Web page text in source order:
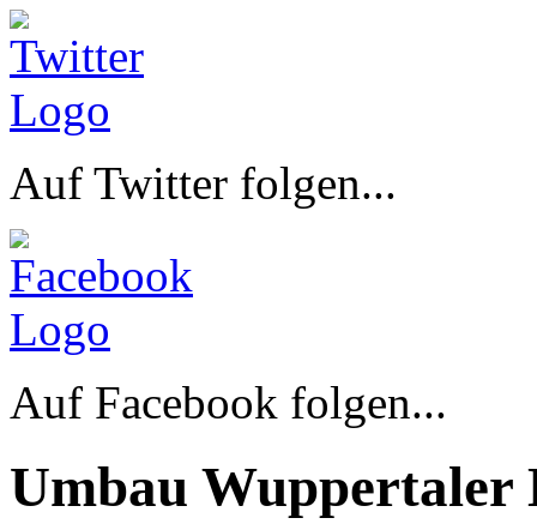
Auf Twitter folgen...
Auf Facebook folgen...
Umbau Wuppertaler